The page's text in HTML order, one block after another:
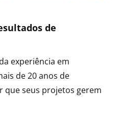
de
experiência em
de 20 anos de
que seus projetos gerem